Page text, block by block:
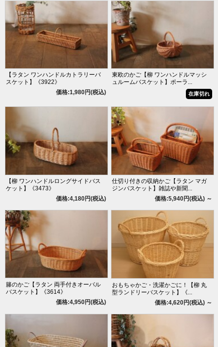
【ラタン ワンハンドルカトラリーバ
スケット】《3922》
価格:1,980円(税込)
東欧のかご【柳 ワンハンドルマッシ
ュルームバスケット】ポーラ...
在庫切れ
【柳 ワンハンドルロングサイドバス
ケット】《3473》
価格:4,180円(税込)
仕切り付きの収納かご【ラタン マガ
ジンバスケット】雑誌や新聞...
価格:5,940円(税込) ～
籐のかご【ラタン 両手付きオーバル
バスケット】《3614》
価格:4,950円(税込)
おもちゃかご・洗濯かごに！【柳 丸
型ランドリーバスケット】《...
価格:4,620円(税込) ～